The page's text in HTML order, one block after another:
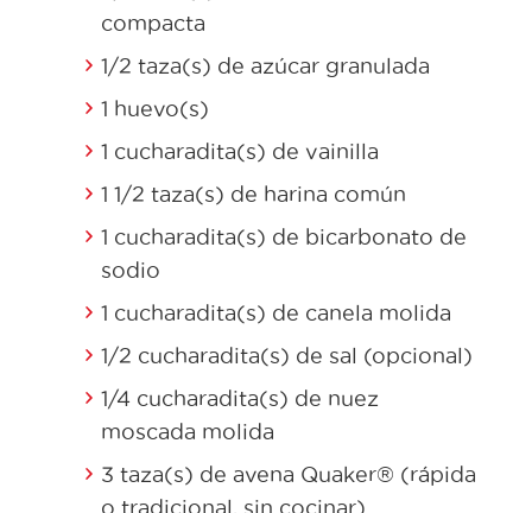
compacta
1/2 taza(s) de azúcar granulada
1 huevo(s)
1 cucharadita(s) de vainilla
1 1/2 taza(s) de harina común
1 cucharadita(s) de bicarbonato de
sodio
1 cucharadita(s) de canela molida
1/2 cucharadita(s) de sal (opcional)
1/4 cucharadita(s) de nuez
moscada molida
3 taza(s) de avena Quaker® (rápida
o tradicional, sin cocinar)